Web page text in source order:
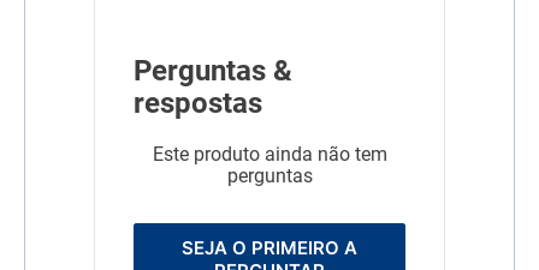
Perguntas &
respostas
Este produto ainda não tem
perguntas
SEJA O PRIMEIRO A